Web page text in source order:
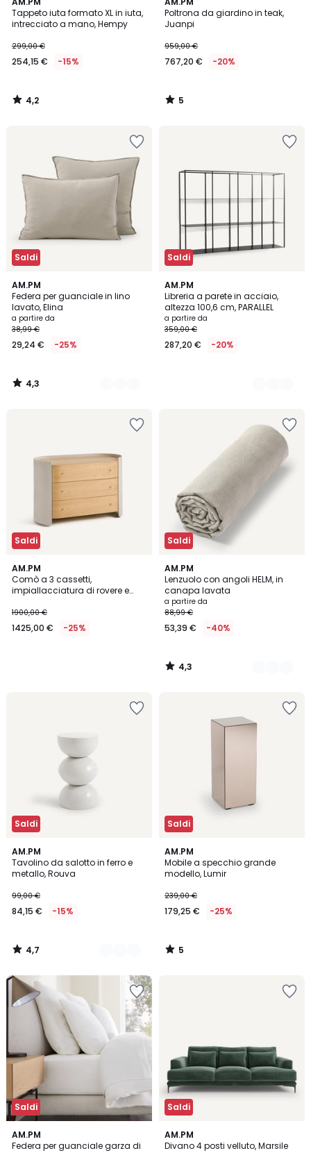
Tappeto iuta formato XL in iuta,
intrecciato a mano, Hempy
299,00 €
254,15 € -15%
/ 5
4,2
/
Poltrona da giardino in teak,
Juanpi
959,00 €
767,20 € -20%
/
5
5
/
Saldi
AM.PM
Federa per guanciale in lino
lavato, Elina
a partire da
38,99 €
29,24 € -25%
4,3
/ 5
25
Colori
4,3
/
Saldi
AM.PM
Libreria a parete in acciaio,
altezza 100,6 cm, PARALLEL
a partire da
359,00 €
287,20 € -20%
2
Colori
Saldi
AM.PM
Comò a 3 cassetti,
impiallacciatura di rovere e
1900,00 €
1425,00 € -25%
Saldi
AM.PM
Lenzuolo con angoli HELM, in
canapa lavata
a partire da
88,99 €
53,39 € -40%
4,3
/ 5
13
Colori
4,3
/
Saldi
AM.PM
Tavolino da salotto in ferro e
metallo, Rouva
99,00 €
84,15 € -15%
4,7
/ 5
5
Colori
4,7
/
Saldi
AM.PM
Mobile a specchio grande
modello, Lumir
239,00 €
179,25 € -25%
5
/
5
5
/
Saldi
AM.PM
Federa per guanciale garza di
4,1
/ 5
19
Colori
Saldi
AM.PM
Divano 4 posti velluto, Marsile
5
/
17
Colori